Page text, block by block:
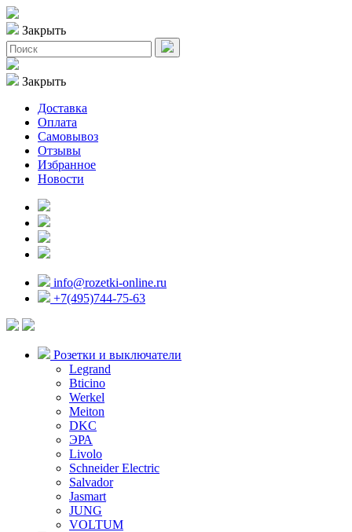
Закрыть
Закрыть
Доставка
Оплата
Самовывоз
Отзывы
Избранное
Новости
info@rozetki-online.ru
+7(495)744-75-63
Розетки и выключатели
Legrand
Bticino
Werkel
Meiton
DKC
ЭРА
Livolo
Schneider Electric
Salvador
Jasmart
JUNG
VOLTUM